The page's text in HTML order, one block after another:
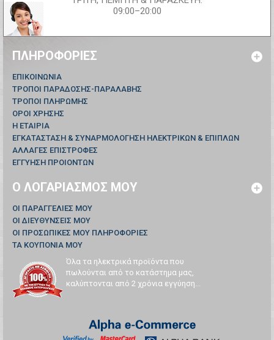
09:00–20:00
ΠΛΗΡΟΦΟΡΊΕΣ
ΕΠΙΚΟΙΝΩΝΊΑ
ΤΡΟΠΟΙ ΠΑΡΑΔΟΣΗΣ-ΠΑΡΑΛΑΒΗΣ
ΤΡΟΠΟΙ ΠΛΗΡΩΜΗΣ
ΟΡΟΙ ΧΡΗΣΗΣ
Η ΕΤΑΙΡΙΑ
ΕΓΚΑΤΑΣΤΑΣΗ & ΣΥΝΑΡΜΟΛΟΓΗΣΗ ΗΛΕΚΤΡΙΚΩΝ & ΕΠΙΠΛΩΝ
ΑΛΛΑΓΕΣ ΕΠΙΣΤΡΟΦΕΣ
ΕΓΓΥΗΣΗ ΠΡΟΙΟΝΤΩΝ
Ο ΛΟΓΑΡΙΑΣΜΌΣ ΜΟΥ
ΟΙ ΠΑΡΑΓΓΕΛΊΕΣ ΜΟΥ
ΟΙ ΔΙΕΥΘΎΝΣΕΙΣ ΜΟΥ
ΟΙ ΠΡΟΣΩΠΙΚΈΣ ΜΟΥ ΠΛΗΡΟΦΟΡΊΕΣ
ΤΑ ΚΟΥΠΌΝΙΑ ΜΟΥ
Όλα τα ηλεκτρικά προϊόντα που
πωλούνται από το κατάστημα μας,
καλύπτονται από 2 χρόνια εγγύηση...